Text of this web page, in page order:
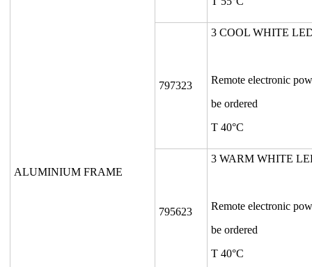
ALUMINIUM FRAME
797323
3 COOL WHITE
Remote electronic
be ordered
T 40°C
795623
3 WARM WHITE
Remote electronic
be ordered
T 40°C